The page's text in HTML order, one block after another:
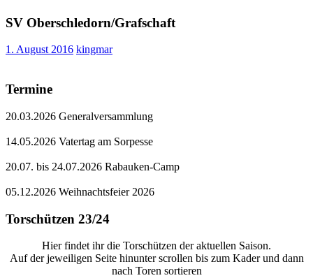
SV Oberschledorn/​Grafschaft
1. August 2016 kingmar
Termine
20.03.2026 Generalversammlung
14.05.2026 Vatertag am Sorpesse
20.07. bis 24.07.2026 Rabauken-Camp
05.12.2026 Weihnachtsfeier 2026
Torschützen 23/24
Hier findet ihr die Torschützen der aktuellen Saison.
Auf der jeweiligen Seite hinunter scrollen bis zum Kader und dann
nach Toren sortieren